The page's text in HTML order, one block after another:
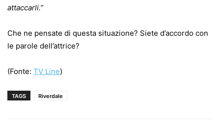
attaccarli.”
Che ne pensate di questa situazione? Siete d’accordo con
le parole dell’attrice?
(Fonte: TV Line)
TAGS Riverdale